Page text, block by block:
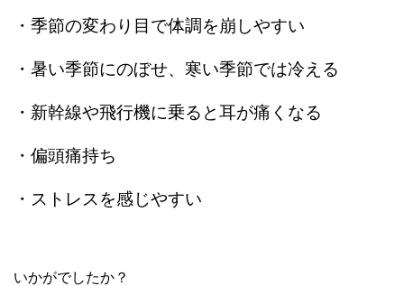
・季節の変わり目で体調を崩しやすい
・暑い季節にのぼせ、寒い季節では冷える
・新幹線や飛行機に乗ると耳が痛くなる
・偏頭痛持ち
・ストレスを感じやすい
いかがでしたか？